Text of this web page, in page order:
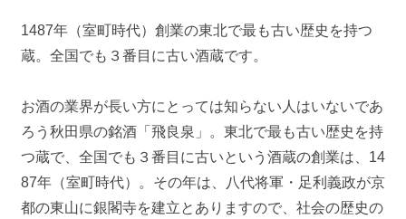
1487年（室町時代）創業の東北で最も古い歴史を持つ
蔵。全国でも３番目に古い酒蔵です。
お酒の業界が長い方にとっては知らない人はいないであ
ろう秋田県の銘酒「飛良泉」。東北で最も古い歴史を持
つ蔵で、全国でも３番目に古いという酒蔵の創業は、14
87年（室町時代）。その年は、八代将軍・足利義政が京
都の東山に銀閣寺を建立とありますので、社会の歴史の